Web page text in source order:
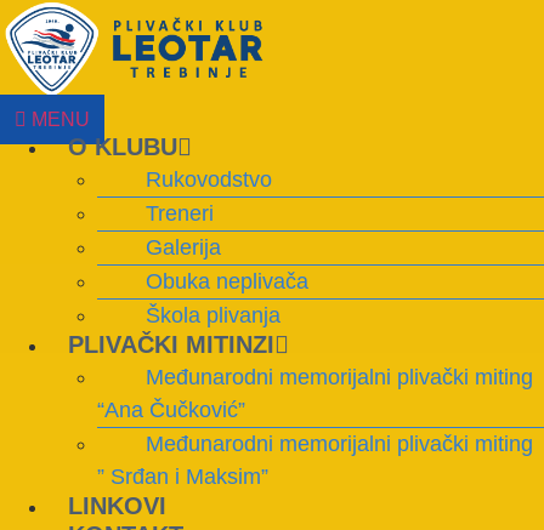
Skip
to
content
MENU
O KLUBU
Rukovodstvo
Treneri
Galerija
Obuka neplivača
Škola plivanja
PLIVAČKI MITINZI
Međunarodni memorijalni plivački miting
“Ana Čučković”
Međunarodni memorijalni plivački miting
” Srđan i Maksim”
LINKOVI